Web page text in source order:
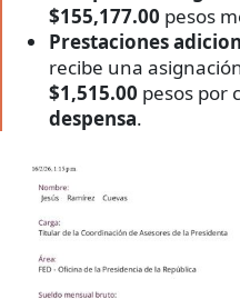
$155,177.00 pesos
Prestaciones
recibe una
$1,515.00 pesos por
despensa.